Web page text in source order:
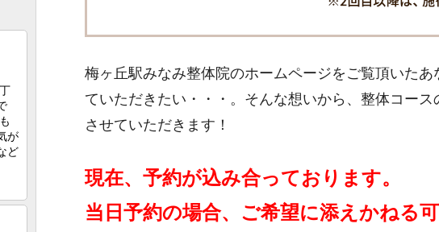
梅ヶ丘駅みなみ整体院のホームページをご覧頂いた
ていただきたい・・・。そんな想いから、整体コー
させていただきます！
現在、予約が込み合っております。
当日予約の場合、ご希望に添えかねる